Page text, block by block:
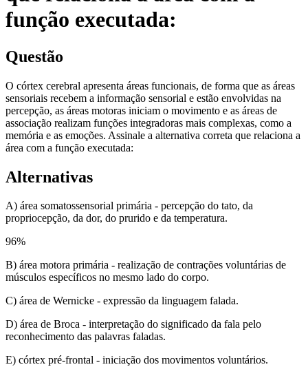
função executada:
Questão
O córtex cerebral apresenta áreas funcionais, de forma que as áreas
sensoriais recebem a informação sensorial e estão envolvidas na
percepção, as áreas motoras iniciam o movimento e as áreas de
associação realizam funções integradoras mais complexas, como a
memória e as emoções. Assinale a alternativa correta que relaciona a
área com a função executada:
Alternativas
A) área somatossensorial primária - percepção do tato, da
propriocepção, da dor, do prurido e da temperatura.
96%
B) área motora primária - realização de contrações voluntárias de
músculos específicos no mesmo lado do corpo.
C) área de Wernicke - expressão da linguagem falada.
D) área de Broca - interpretação do significado da fala pelo
reconhecimento das palavras faladas.
E) córtex pré-frontal - iniciação dos movimentos voluntários.